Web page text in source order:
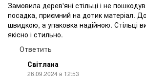
Замовила дерев'яні стільці і не
посадка, приємний на дотик матеріал.
швидкою, а упаковка надійною. Стільці
якісно і стильно.
Ответить
Світлана
26.09.2024 в 12:53